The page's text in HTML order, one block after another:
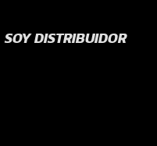
SOY DISTRIBUIDOR